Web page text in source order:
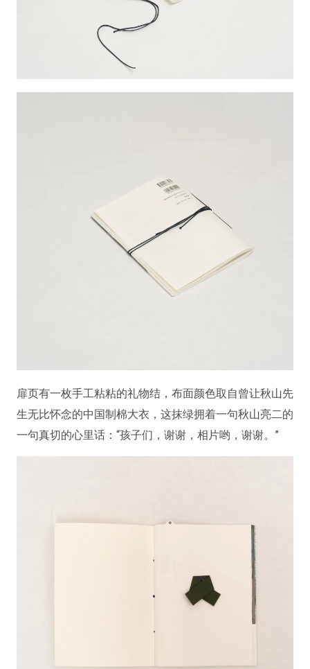
扉页有一枚手工粘粘的礼物结，布面颜色取自曾让秋山先
生无比怀念的中国制棉大衣，这抹绿拥着一句秋山亮二的
一句真切的心里话：“孩子们，谢谢，相片哟，谢谢。”